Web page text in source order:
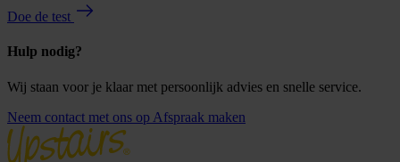
Doe de test
Hulp nodig?
Wij staan voor je klaar met persoonlijk advies en snelle service.
Neem contact met ons op Afspraak maken